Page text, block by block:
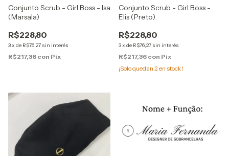
Conjunto Scrub - Girl Boss - Isa
(Marsala)
R$228,80
3x de R$76,27 sin interés
R$217,36 con Pix
Conjunto Scrub - Girl Boss -
Elis (Preto)
R$228,80
3x de R$76,27 sin interés
R$217,36 con Pix
¡Solo quedan 2en stock!